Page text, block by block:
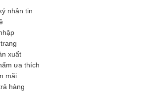
nhận tin
xuất
ưa thích
mãi
hàng